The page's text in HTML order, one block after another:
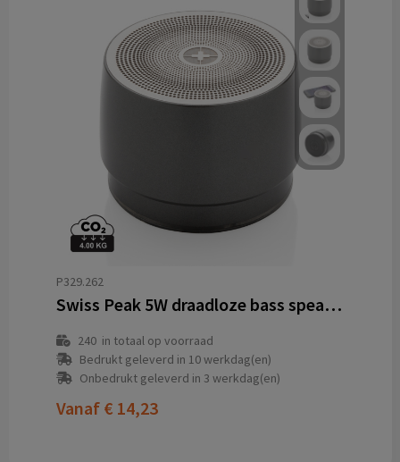
P329.262
Swiss Peak 5W draadloze bass speaker
240in totaal op voorraad
Bedrukt geleverd in 10 werkdag(en)
Onbedrukt geleverd in 3 werkdag(en)
Vanaf € 14,23